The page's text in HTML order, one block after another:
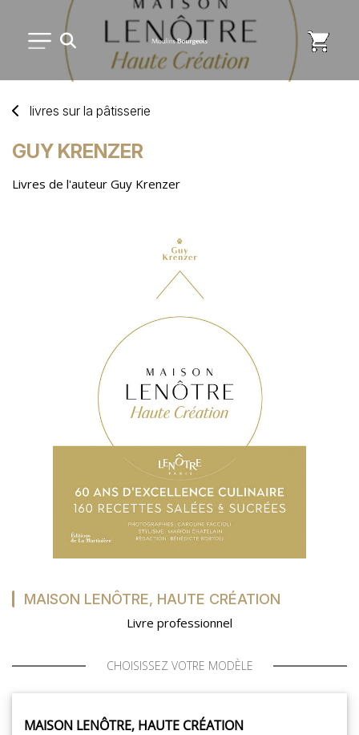
USAGE UNIQUE
DISTRIBUTION DE REPAS
MON COMPTE
MES LISTES
MA COMMANDE
PORTAIL
livres sur la pâtisserie
GUY KRENZER
Livres de l'auteur Guy Krenzer
MAISON LENÔTRE, HAUTE CRÉATION
Livre professionnel
CHOISISSEZ VOTRE MODÈLE
MAISON LENÔTRE, HAUTE CRÉATION